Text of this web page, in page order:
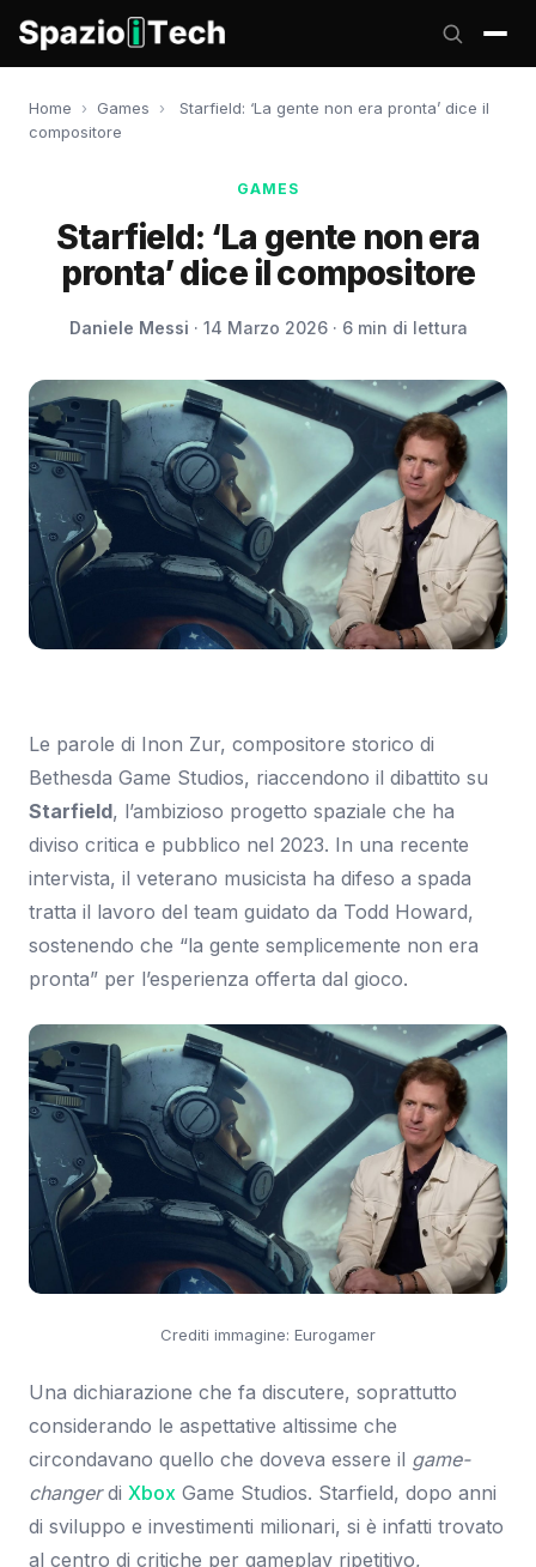
Home › Games ›
Starfield: ‘La gente non era pronta’ dice il
compositore
GAMES
Starfield: ‘La gente non era
pronta’ dice il compositore
Daniele Messi · 14 Marzo 2026 · 6 min di lettura
Le parole di Inon Zur, compositore storico di
Bethesda Game Studios, riaccendono il dibattito su
Starfield, l’ambizioso progetto spaziale che ha
diviso critica e pubblico nel 2023. In una recente
intervista, il veterano musicista ha difeso a spada
tratta il lavoro del team guidato da Todd Howard,
sostenendo che “la gente semplicemente non era
pronta” per l’esperienza offerta dal gioco.
Crediti immagine: Eurogamer
Una dichiarazione che fa discutere, soprattutto
considerando le aspettative altissime che
circondavano quello che doveva essere il game-
changerdi Xbox Game Studios. Starfield, dopo anni
di sviluppo e investimenti milionari, si è infatti trovato
al centro di critiche per gameplay ripetitivo,